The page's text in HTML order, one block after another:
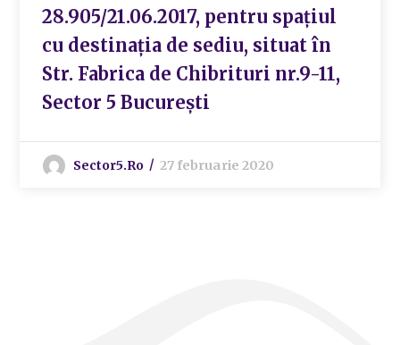
28.905/21.06.2017, pentru spațiul
cu destinația de sediu, situat în
Str. Fabrica de Chibrituri nr.9-11,
Sector 5 București
Sector5.ro 27 februarie 2020